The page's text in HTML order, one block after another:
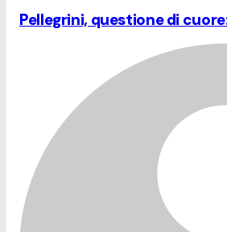
Pellegrini, questione di